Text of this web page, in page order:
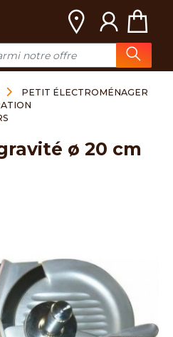
PETIT ÉLECTROMÉNAGER